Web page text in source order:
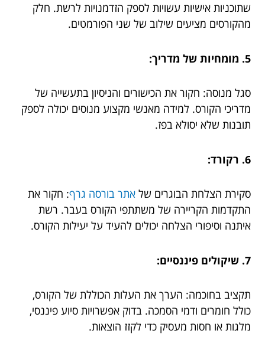
שתוכניות אישיות עשויות לספק הזדמנויות לרשת. חלק
מהקורסים מציעים שילוב של שני הפורמטים.
5. מומחיות של מדריך:
סגל מנוסה: חקור את הכישורים והניסיון בתעשייה של
מדריכי הקורס. למידה מאנשי מקצוע מנוסים יכולה לספק
תובנות שלא יסולא בפז.
6. רקורד:
סקירת הצלחת הבוגרים של אתר בורסה גרף: חקור את
התקדמות הקריירה של משתתפי הקורס בעבר. רשת
איתנה וסיפורי הצלחה יכולים להעיד על יעילות הקורס.
7. שיקולים פיננסיים:
תקציב בחוכמה: הערך את העלות הכוללת של הקורס,
כולל חומרים ודמי הסמכה. בדוק אפשרויות סיוע פיננסי,
מלגות או חסות מעסיק כדי לקזז הוצאות.